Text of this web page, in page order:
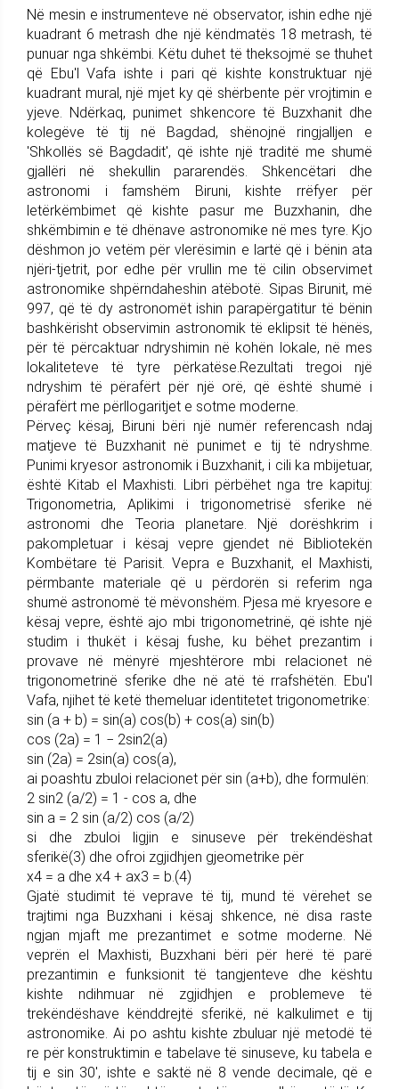
Në mesin e instrumenteve në observator, ishin edhe një
kuadrant 6 metrash dhe një këndmatës 18 metrash, të
punuar nga shkëmbi. Këtu duhet të theksojmë se thuhet
që Ebu'l Vafa ishte i pari që kishte konstruktuar një
kuadrant mural, një mjet ky që shërbente për vrojtimin e
yjeve. Ndërkaq, punimet shkencore të Buzxhanit dhe
kolegëve të tij në Bagdad, shënojnë ringjalljen e
'Shkollës së Bagdadit', që ishte një traditë me shumë
gjallëri në shekullin pararendës. Shkencëtari dhe
astronomi i famshëm Biruni, kishte rrëfyer për
letërkëmbimet që kishte pasur me Buzxhanin, dhe
shkëmbimin e të dhënave astronomike në mes tyre. Kjo
dëshmon jo vetëm për vlerësimin e lartë që i bënin ata
njëri-tjetrit, por edhe për vrullin me të cilin observimet
astronomike shpërndaheshin atëbotë. Sipas Birunit, më
997, që të dy astronomët ishin parapërgatitur të bënin
bashkërisht observimin astronomik të eklipsit të hënës,
për të përcaktuar ndryshimin në kohën lokale, në mes
lokaliteteve të tyre përkatëse.Rezultati tregoi një
ndryshim të përafërt për një orë, që është shumë i
përafërt me përllogaritjet e sotme moderne.
Përveç kësaj, Biruni bëri një numër referencash ndaj
matjeve të Buzxhanit në punimet e tij të ndryshme.
Punimi kryesor astronomik i Buzxhanit, i cili ka mbijetuar,
është Kitab el Maxhisti. Libri përbëhet nga tre kapituj:
Trigonometria, Aplikimi i trigonometrisë sferike në
astronomi dhe Teoria planetare. Një dorëshkrim i
pakompletuar i kësaj vepre gjendet në Bibliotekën
Kombëtare të Parisit. Vepra e Buzxhanit, el Maxhisti,
përmbante materiale që u përdorën si referim nga
shumë astronomë të mëvonshëm. Pjesa më kryesore e
kësaj vepre, është ajo mbi trigonometrinë, që ishte një
studim i thukët i kësaj fushe, ku bëhet prezantim i
provave në mënyrë mjeshtërore mbi relacionet në
trigonometrinë sferike dhe në atë të rrafshëtën. Ebu'l
Vafa, njihet të ketë themeluar identitetet trigonometrike:
sin (a + b) = sin(a) cos(b) + cos(a) sin(b)
cos (2a) = 1 − 2sin2(a)
sin (2a) = 2sin(a) cos(a),
ai poashtu zbuloi relacionet për sin (a+b), dhe formulën:
2 sin2 (a/2) = 1 - cos a, dhe
sin a = 2 sin (a/2) cos (a/2)
si dhe zbuloi ligjin e sinuseve për trekëndëshat
sferikë(3) dhe ofroi zgjidhjen gjeometrike për
x4 = a dhe x4 + ax3 = b.(4)
Gjatë studimit të veprave të tij, mund të vërehet se
trajtimi nga Buzxhani i kësaj shkence, në disa raste
ngjan mjaft me prezantimet e sotme moderne. Në
veprën el Maxhisti, Buzxhani bëri për herë të parë
prezantimin e funksionit të tangjenteve dhe kështu
kishte ndihmuar në zgjidhjen e problemeve të
trekëndëshave kënddrejtë sferikë, në kalkulimet e tij
astronomike. Ai po ashtu kishte zbuluar një metodë të
re për konstruktimin e tabelave të sinuseve, ku tabela e
tij e sin 30′, ishte e saktë në 8 vende decimale, që e